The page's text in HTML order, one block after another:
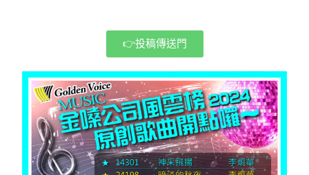
👉投稿傳送門